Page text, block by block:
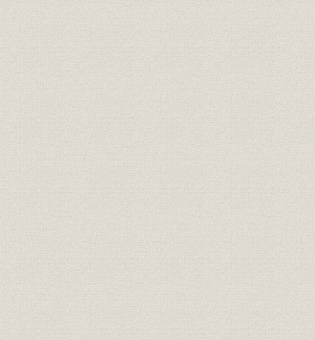
社章 共済生命保険株式会社社章 [明治33年
役員 第三代社長 安田善助 [明治35年
財務・業績;経営
株式会社時代の業績(明治33年~
大正末)
明治33年
年度(1926
事業所
大正2年5月新築の本社社屋(小舟
町河岸)
大正2年
事業所
大正10年2月新築の本社社屋(鎧
河岸)
大正10年
事業所 関東大震災以前の本社社屋付近 [大正12年
事業所;災害
関東大震災で類焼した本社の内
部
[大正12年
広告宣伝;事業所
保険金即時支払の広告と震災後
の本社付近の様子
[大正13年
商品;経営
「改正種類」の保険証券(明治37
年)と生命保険契約案内
明治37年
営業;関係会社 年度末代理店数の推移
明治33年
年度(1926